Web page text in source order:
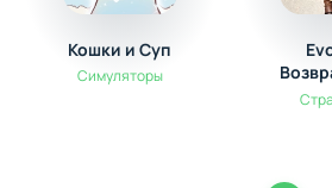
реализм раллийных испытаний.
Кошки и Суп
Симуляторы